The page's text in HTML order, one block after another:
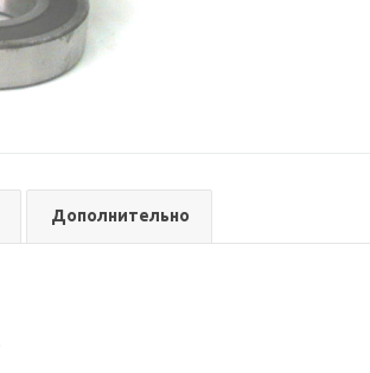
Дополнительно